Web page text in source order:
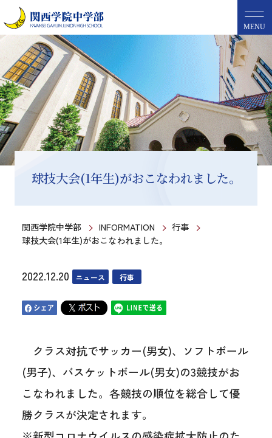
MENU
球技大会(1年生)がおこなわれました。
関西学院中学部 INFORMATION
行事
球技大会(1年生)がおこなわれました。
2022.12.20 ニュース 行事
クラス対抗でサッカー(男女)、ソフトボール
(男子)、バスケットボール(男女)の3競技がお
こなわれました。各競技の順位を総合して優
勝クラスが決定されます。